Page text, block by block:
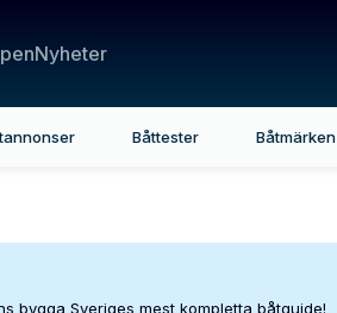
Nyheter
Båttester Båtmärken
bygga Sveriges mest kompletta båtguide!